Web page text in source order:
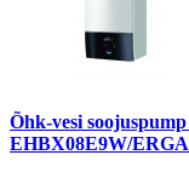
Õhk-vesi
EHBX08E9W/